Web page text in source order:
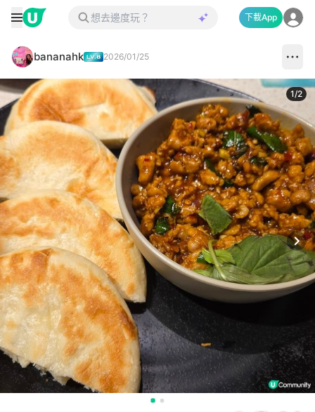
下載App
bananahk 2026/01/25
1/2